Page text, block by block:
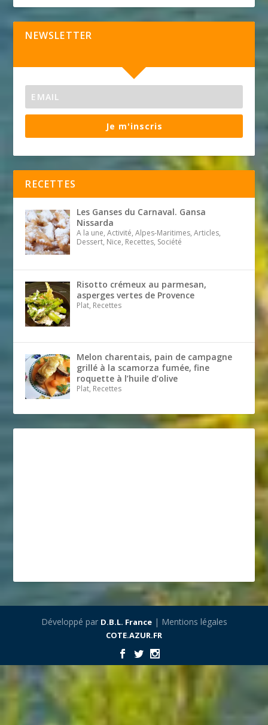
NEWSLETTER
Je m'inscris
RECETTES
Les Ganses du Carnaval. Gansa
Nissarda
A la une, Activité, Alpes-Maritimes, Articles,
Dessert, Nice, Recettes, Société
Risotto crémeux au parmesan,
asperges vertes de Provence
Plat, Recettes
Melon charentais, pain de campagne
grillé à la scamorza fumée, fine
roquette à l’huile d’olive
Plat, Recettes
Développé par D.B.L. France| Mentions légales
COTE.AZUR.FR